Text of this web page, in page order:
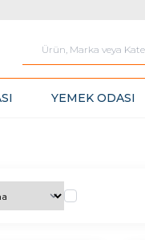
YEMEK ODASI